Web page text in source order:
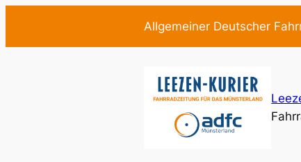
springen
Allgemeiner Deutscher